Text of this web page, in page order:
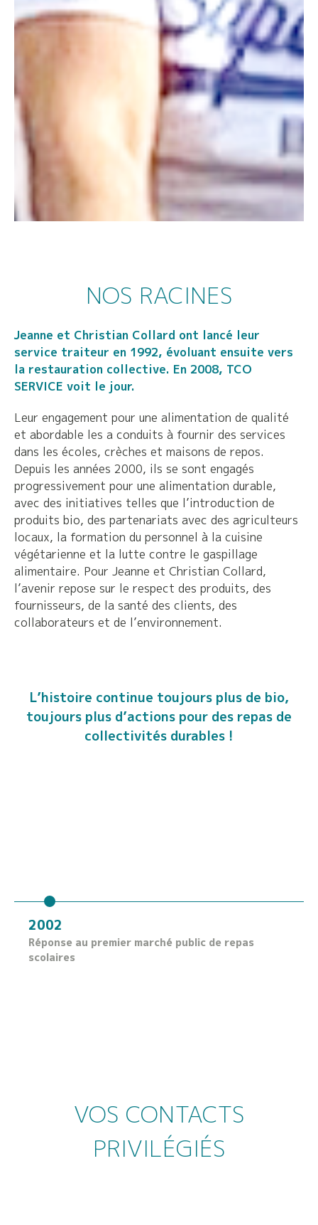
NOS RACINES
Jeanne et Christian Collard ont lancé leur
service traiteur en 1992, évoluant ensuite vers
la restauration collective. En 2008, TCO
SERVICE voit le jour.
Leur engagement pour une alimentation de qualité
et abordable les a conduits à fournir des services
dans les écoles, crèches et maisons de repos.
Depuis les années 2000, ils se sont engagés
progressivement pour une alimentation durable,
avec des initiatives telles que l’introduction de
produits bio, des partenariats avec des agriculteurs
locaux, la formation du personnel à la cuisine
végétarienne et la lutte contre le gaspillage
alimentaire. Pour Jeanne et Christian Collard,
l’avenir repose sur le respect des produits, des
fournisseurs, de la santé des clients, des
collaborateurs et de l’environnement.
L’histoire continue toujours plus de bio,
toujours plus d’actions pour des repas de
collectivités durables !
marché public de repas
VOS CONTACTS
PRIVILÉGIÉS